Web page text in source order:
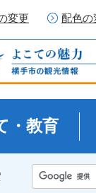
変更 配色の
・教育